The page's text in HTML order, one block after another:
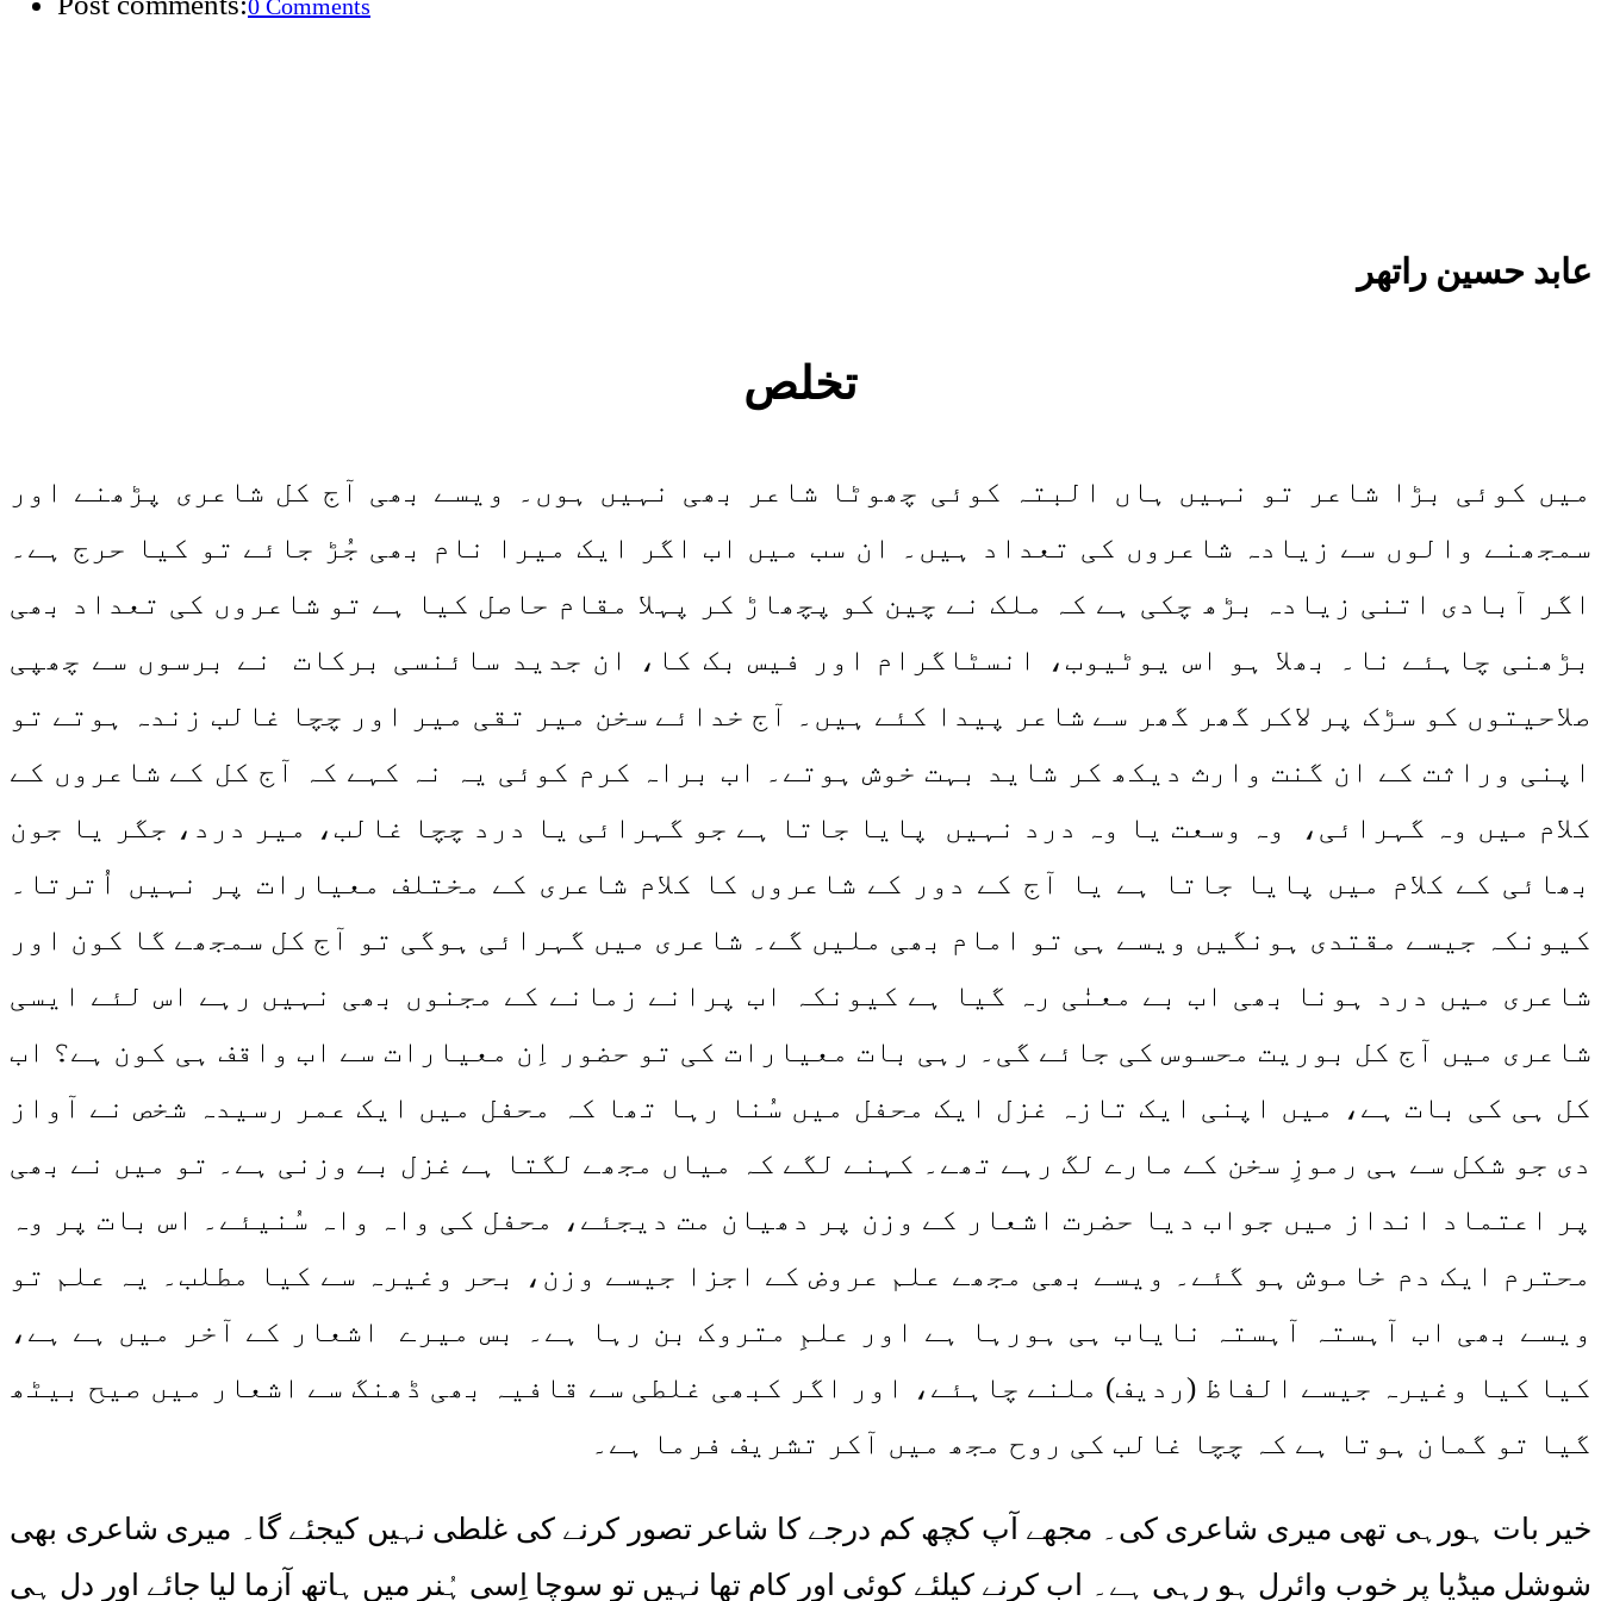
0 Comments
عابد حسین راتھر
تخلص
میں کوئی بڑا شاعر تو نہیں ہاں البتہ کوئی چھوٹا شاعر بھی نہیں ہوں۔ ویسے بھی آج کل شاعری پڑھنے اور
سمجھنے والوں سے زیادہ شاعروں کی تعداد ہیں۔ ان سب میں اب اگر ایک میرا نام بھی جُڑ جائے تو کیا حرج ہے۔
اگر آبادی اتنی زیادہ بڑھ چکی ہے کہ ملک نے چین کو پچھاڑ کر پہلا مقام حاصل کیا ہے تو شاعروں کی تعداد بھی
بڑھنی چاہئے نا۔ بھلا ہو اس یوٹیوب، انسٹاگرام اور فیس بک کا، ان جدید سائنسی برکات نے برسوں سے چھپی
صلاحیتوں کو سڑک پر لاکر گھر گھر سے شاعر پیدا کئے ہیں۔ آج خدائے سخن میر تقی میر اور چچا غالب زندہ ہوتے تو
اپنی وراثت کے ان گنت وارث دیکھ کر شاید بہت خوش ہوتے۔ اب براہ کرم کوئی یہ نہ کہے کہ آج کل کے شاعروں کے
کلام میں وہ گہرائی، وہ وسعت یا وہ درد نہیں پایا جاتا ہے جو گہرائی یا درد چچا غالب، میر درد، جگر یا جون
بھائی کے کلام میں پایا جاتا ہے یا آج کے دور کے شاعروں کا کلام شاعری کے مختلف معیارات پر نہیں اُترتا۔
کیونکہ جیسے مقتدی ہونگیں ویسے ہی تو امام بھی ملیں گے۔ شاعری میں گہرائی ہوگی تو آج کل سمجھے گا کون اور
شاعری میں درد ہونا بھی اب بے معنٰی رہ گیا ہے کیونکہ اب پرانے زمانے کے مجنوں بھی نہیں رہے اس لئے ایسی
شاعری میں آج کل بوریت محسوس کی جائے گی۔ رہی بات معیارات کی تو حضور اِن معیارات سے اب واقف ہی کون ہے؟ اب
کل ہی کی بات ہے، میں اپنی ایک تازہ غزل ایک محفل میں سُنا رہا تھا کہ محفل میں ایک عمر رسیدہ شخص نے آواز
دی جو شکل سے ہی رموزِ سخن کے مارے لگ رہے تھے۔ کہنے لگے کہ میاں مجھے لگتا ہے غزل بے وزنی ہے۔ تو میں نے بھی
پر اعتماد انداز میں جواب دیا حضرت اشعار کے وزن پر دھیان مت دیجئے، محفل کی واہ واہ سُنیئے۔ اس بات پر وہ
محترم ایک دم خاموش ہو گئے۔ ویسے بھی مجھے علم عروض کے اجزا جیسے وزن، بحر وغیرہ سے کیا مطلب۔ یہ علم تو
ویسے بھی اب آہستہ آہستہ نایاب ہی ہورہا ہے اور علمِ متروک بن رہا ہے۔ بس میرے اشعار کے آخر میں ہے ہے،
کیا کیا وغیرہ جیسے الفاظ (ردیف) ملنے چاہئے، اور اگر کبھی غلطی سے قافیہ بھی ڈھنگ سے اشعار میں صیح بیٹھ
گیا تو گمان ہوتا ہے کہ چچا غالب کی روح مجھ میں آکر تشریف فرما ہے۔
خیر بات ہورہی تھی میری شاعری کی۔ مجھے آپ کچھ کم درجے کا شاعر تصور کرنے کی غلطی نہیں کیجئے گا۔ میری شاعری بھی
شوشل میڈیا پر خوب وائرل ہو رہی ہے۔ اب کرنے کیلئے کوئی اور کام تھا نہیں تو سوچا اِسی ہُنر میں ہاتھ آزما لیا جائے اور دل ہی